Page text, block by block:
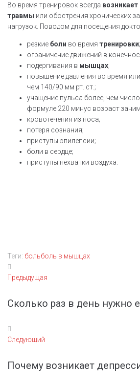
Во время тренировок всегда возникает
травмы или обострения хронических
нагрузок. Поводом для посещения
резкие боли во время тренировки;
ограничение движений в
подергивания в мышцах;
повышение давления во время
чем 140/90 мм рт. ст.;
учащение пульса более, чем
формуле 220 минус возраст
кровотечения из носа;
потеря сознания;
приступы эпилепсии;
боли в сердце;
приступы нехватки воздуха.
Теги: больболь в мышцах
Навигация
по
записям
Предыдущая
Предыдущая
Сколько раз в день нужно
Следующий
Следующий
Почему возникает